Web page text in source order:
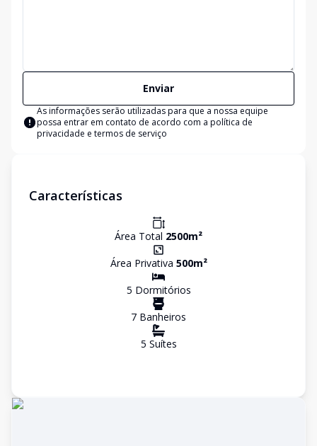
Enviar
As informações serão utilizadas para que a nossa equipe
possa entrar em contato de acordo com a política de
privacidade e termos de serviço
Características
Área Total 2500m²
Área Privativa 500m²
5 Dormitórios
7 Banheiros
5 Suítes